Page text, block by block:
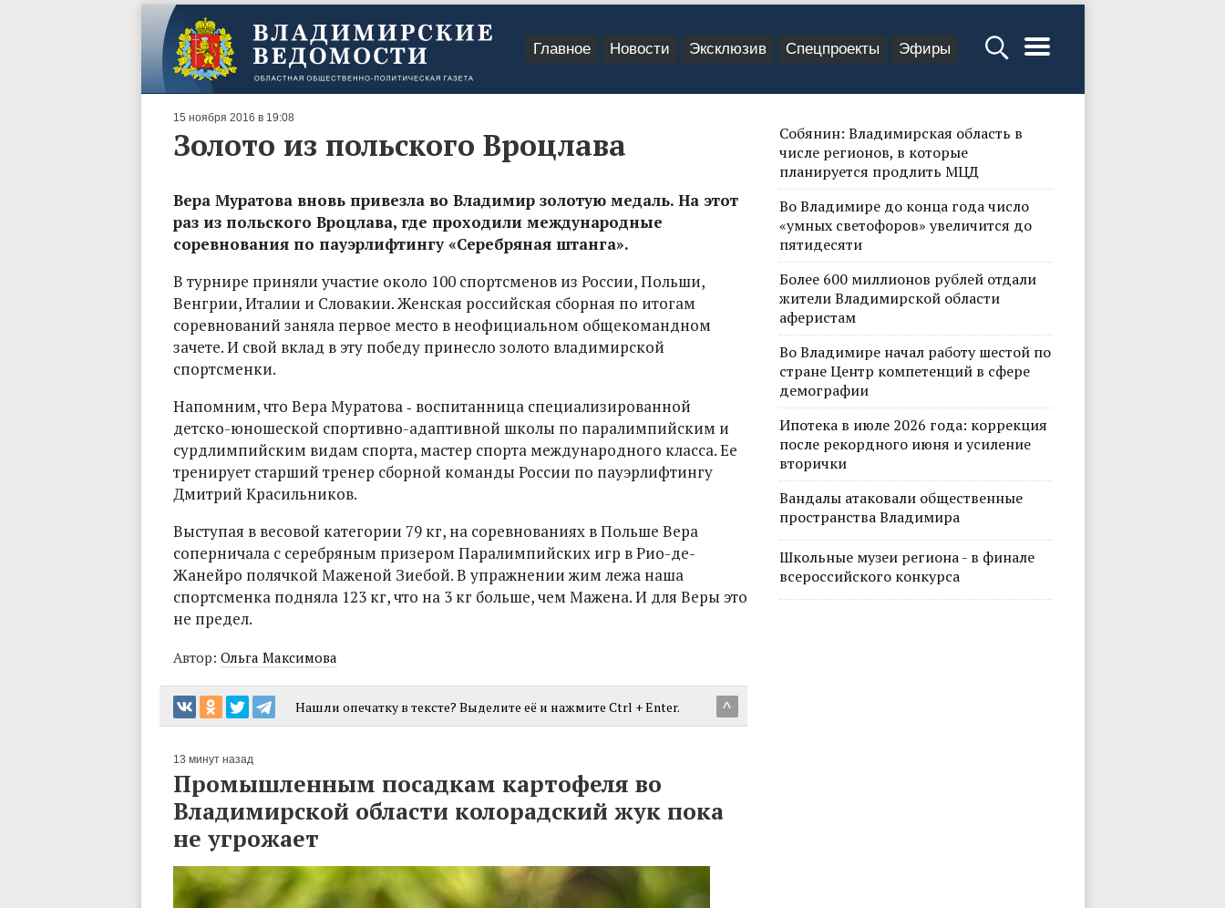
Главное Новости Эксклюзив Спецпроекты Эфиры
15 ноября 2016 в 19:08
Золото из польского Вроцлава
Вера Муратова вновь привезла во Владимир золотую медаль. На этот
раз из польского Вроцлава, где проходили международные
соревнования по пауэрлифтингу «Серебряная штанга».
В турнире приняли участие около 100 спортсменов из России, Польши,
Венгрии, Италии и Словакии. Женская российская сборная по итогам
соревнований заняла первое место в неофициальном общекомандном
зачете. И свой вклад в эту победу принесло золото владимирской
спортсменки.
Напомним, что Вера Муратова ‑ воспитанница специализированной
детско-юношеской спортивно-адаптивной школы по паралимпийским и
сурдлимпийским видам спорта, мастер спорта международного класса. Ее
тренирует старший тренер сборной команды России по пауэрлифтингу
Дмитрий Красильников.
Выступая в весовой категории 79 кг, на соревнованиях в Польше Вера
соперничала с серебряным призером Паралимпийских игр в Рио-де-
Жанейро полячкой Маженой Зиебой. В упражнении жим лежа наша
спортсменка подняла 123 кг, что на 3 кг больше, чем Мажена. И для Веры это
не предел.
Автор: Ольга Максимова
^
Нашли опечатку в тексте? Выделите её и нажмите Ctrl + Enter.
13 минут назад
Промышленным посадкам картофеля во
Владимирской области колорадский жук пока
не угрожает
Собянин: Владимирская область в
числе регионов, в которые
планируется продлить МЦД
Во Владимире до конца года число
«умных светофоров» увеличится до
пятидесяти
Более 600 миллионов рублей отдали
жители Владимирской области
аферистам
Во Владимире начал работу шестой по
стране Центр компетенций в сфере
демографии
Ипотека в июле 2026 года: коррекция
после рекордного июня и усиление
вторички
Вандалы атаковали общественные
пространства Владимира
Школьные музеи региона - в финале
всероссийского конкурса